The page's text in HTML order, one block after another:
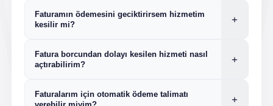
destek alabilirsiniz.
Faturamın ödemesini geciktirirsem hizmetim
kesilir mi?
+
hizmetiniz durdurulur. Ödemeyi
tamamladığınızda hizmetiniz yeniden
Fatura borcundan dolayı kesilen hizmeti nasıl
açtırabilirim?
+
anlaşmalı bankalar aracılığıyla ödemenizi
Faturalarım için otomatik ödeme talimatı
+